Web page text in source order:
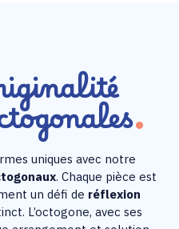
uniques avec notre
. Chaque pièce est
un défi de réflexion
L’octogone, avec ses